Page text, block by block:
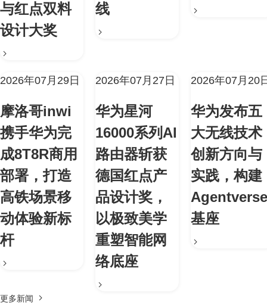
与红点双料
设计大奖
线
2026年07月29日
摩洛哥inwi
携手华为完
成8T8R商用
部署，打造
高铁场景移
动体验新标
杆
2026年07月27日
华为星河
16000系列AI
路由器斩获
德国红点产
品设计奖，
以极致美学
重塑智能网
络底座
2026年07月20
华为发布五
大无线技术
创新方向与
实践，构建
Agentverse
基座
更多新闻